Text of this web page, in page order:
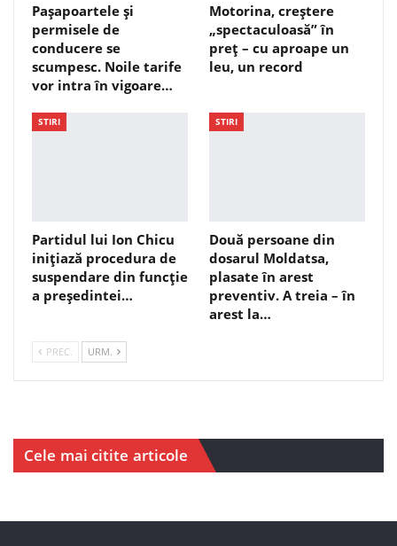
Pașapoartele și
permisele de
conducere se
scumpesc. Noile tarife
vor intra în vigoare…
Motorina, creștere
„spectaculoasă” în
preț – cu aproape un
leu, un record
STIRI
Partidul lui Ion Chicu
inițiază procedura de
suspendare din funcție
a președintei…
STIRI
Două persoane din
dosarul Moldatsa,
plasate în arest
preventiv. A treia – în
arest la…
PREC. URM.
Cele mai citite articole